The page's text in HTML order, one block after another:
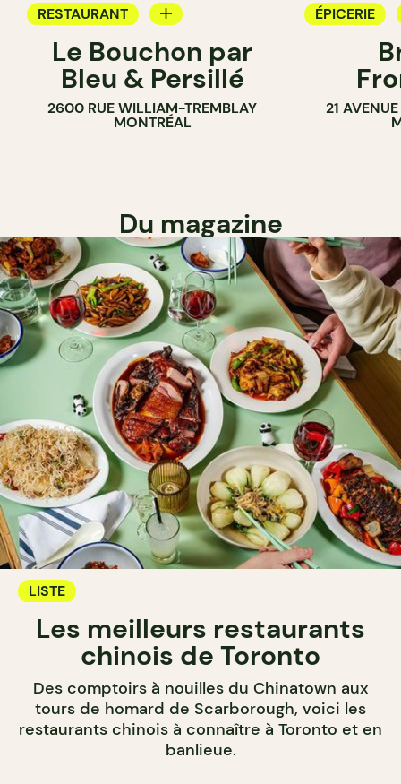
RESTAURANT
ÉPICERIE
COMPTOIR
SANDWICHERIE
Le Bouchon par
Bleu & Persillé
2600 RUE WILLIAM-TREMBLAY
MONTRÉAL
ÉPICERIE
21
Du magazine
LISTE
Les meilleurs restaurants
chinois de Toronto
Des comptoirs à nouilles du Chinatown aux
tours de homard de Scarborough, voici les
restaurants chinois à connaître à Toronto et en
banlieue.